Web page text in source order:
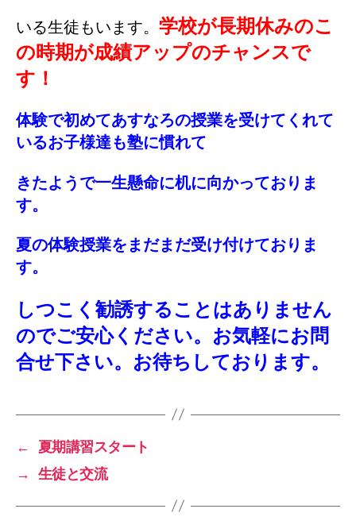
いる生徒もいます。 学校が長期休みのこ
の時期が成績アップのチャンスで
す！
体験で初めてあすなろの授業を受けてくれて
いるお子様達も塾に慣れて
きたようで一生懸命に机に向かっておりま
す。
夏の体験授業をまだまだ受け付けておりま
す。
しつこく勧誘することはありません
のでご安心ください。お気軽にお問
合せ下さい。お待ちしております。
←
夏期講習スタート
→
生徒と交流